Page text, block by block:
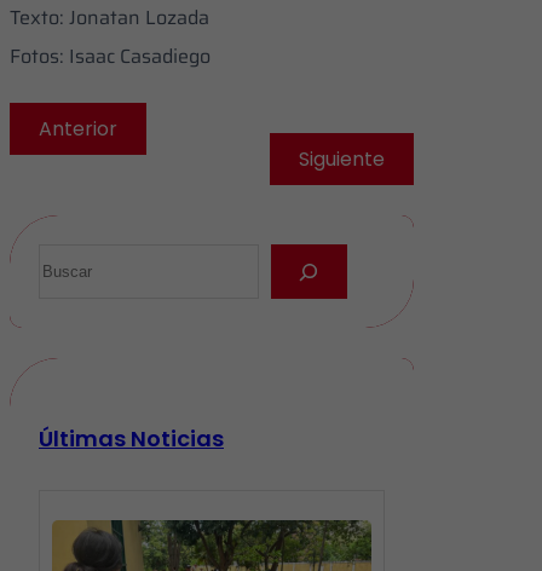
​Texto: Jonatan Lozada
Fotos: Isaac Casadiego
Anterior
Siguiente
Últimas Noticias